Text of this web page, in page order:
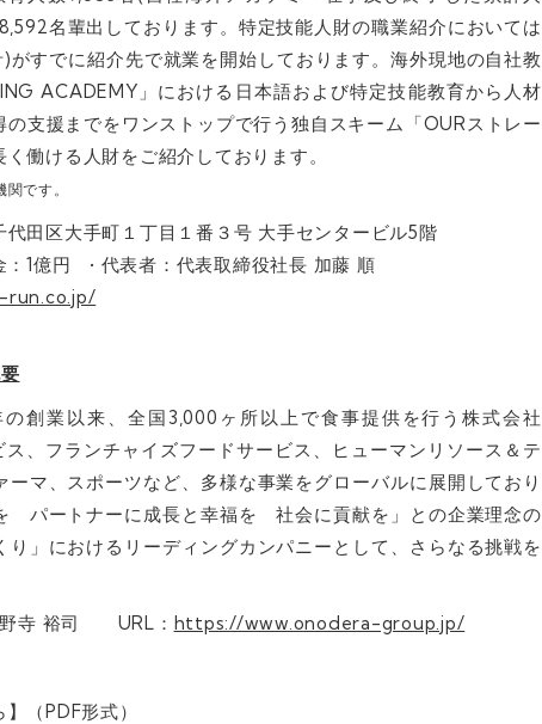
名輩出しております。特定技能人財の職業紹介においては
すでに紹介先で就業を開始しております。海外現地の自社教
ACADEMY」における日本語および特定技能教育から人材
支援までをワンストップで行う独自スキーム「OURストレー
働ける人財をご紹介しております。
です。
田区大手町１丁目１番３号 大手センタービル5階
：1億円 • 代表者：代表取締役社長 加藤 順
創業以来、全国3,000ヶ所以上で食事提供を行う株式会社
、フランチャイズフードサービス、ヒューマンリソース＆テ
ーマ、スポーツなど、多様な事業をグローバルに展開しており
パートナーに成長と幸福を 社会に貢献を」との企業理念の
り」におけるリーディングカンパニーとして、さらなる挑戦を
野寺 裕司 URL： https://www.onodera-group.jp/
（PDF形式）